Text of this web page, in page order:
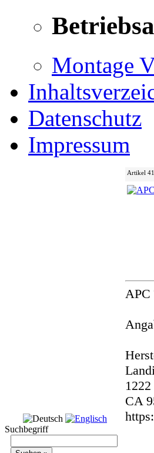
Montage
Datenschutz
Impressum
Suchbegriff
Artikel
APC
CA